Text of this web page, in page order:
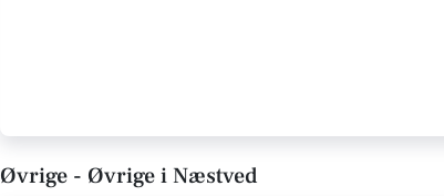
Øvrige - Øvrige i Næstved